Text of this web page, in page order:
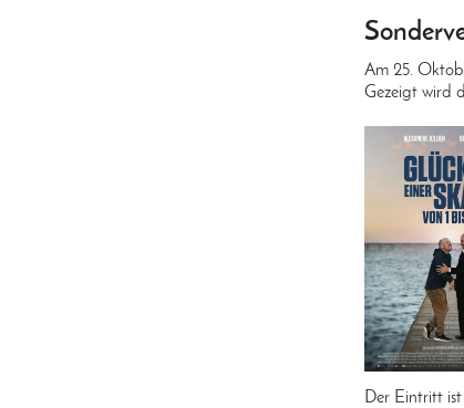
Am 25.
Gezeigt wird
Der Eintritt